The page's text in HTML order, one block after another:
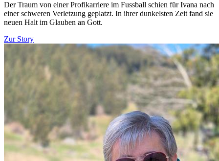
Der Traum von einer Profikarriere im Fussball schien für Ivana nach
einer schweren Verletzung geplatzt. In ihrer dunkelsten Zeit fand sie
neuen Halt im Glauben an Gott.
Zur Story